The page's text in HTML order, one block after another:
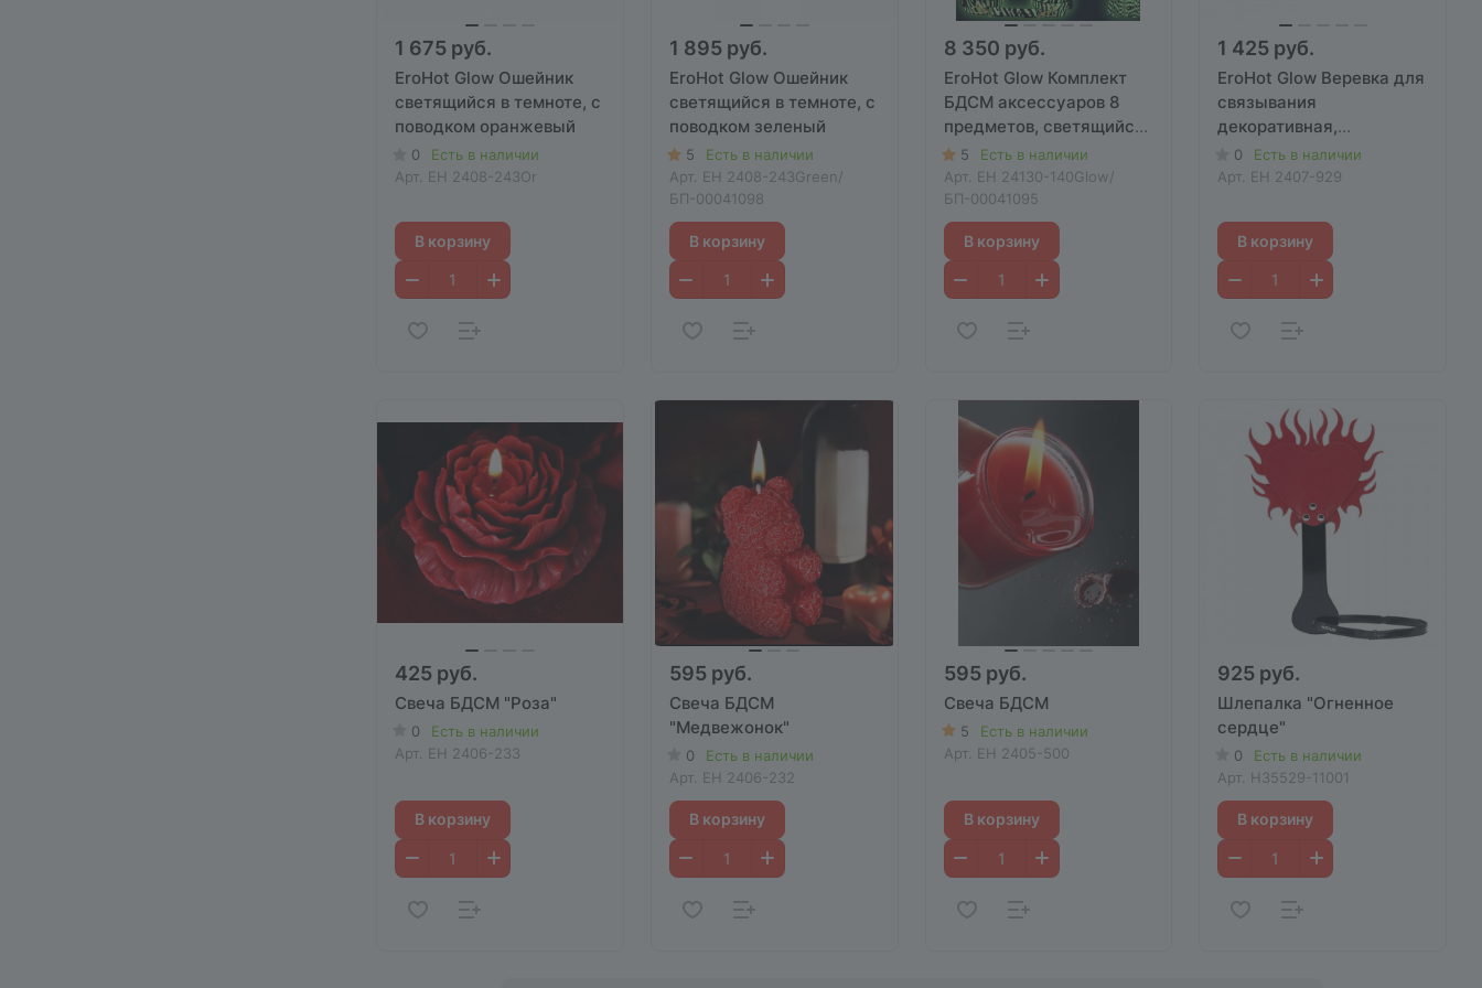
1 675 руб.
EroHot Glow Ошейник
светящийся в темноте, с
поводком оранжевый
0
Есть в наличии
Арт. EH 2408-243Or
В корзину
1 895 руб.
EroHot Glow Ошейник
светящийся в темноте, с
поводком зеленый
5
Есть в наличии
Арт. EH 2408-243Green/
БП-00041098
В корзину
8 350 руб.
EroHot Glow Комплект
БДСМ аксессуаров 8
предметов, светящийся
в темноте
5
Есть в наличии
Арт. EH 24130-140Glow/
БП-00041095
В корзину
1 425 руб.
EroHot Glow Веревка для
связывания
декоративная,
светящаяся в темноте,
20 метров
0
Есть в наличии
Арт. EH 2407-929
В корзину
425 руб.
Свеча БДСМ "Роза"
0
Есть в наличии
Арт. EH 2406-233
В корзину
595 руб.
Свеча БДСМ
"Медвежонок"
0
Есть в наличии
Арт. EH 2406-232
В корзину
595 руб.
Свеча БДСМ
5
Есть в наличии
Арт. EH 2405-500
В корзину
925 руб.
Шлепалка "Огненное
сердце"
0
Есть в наличии
Арт. H35529-11001
В корзину